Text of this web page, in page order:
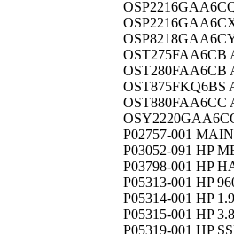
OST275FAA6CB
OST280FAA6CB
OST875FKQ6BS
OST880FAA6CC
P02757-001
P03052-091 HP
P03798-001 HP
P05313-001 HP
P05314-001 HP
P05315-001 HP
P05319-001 HP